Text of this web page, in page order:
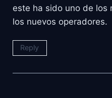
este ha sido uno de los
los nuevos operadores.
Reply